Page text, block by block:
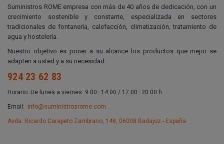
Suministros ROME empresa con más de 40 años de dedicación, con un
crecimiento sostenible y constante, especializada en sectores
tradicionales de fontanería, calefacción, climatización, tratamiento de
agua y hostelería.
Nuestro objetivo es poner a su alcance los productos que mejor se
adapten a usted y a su necesidad.
924 23 62 83
Horario: De lunes a viernes: 9:00–14:00 / 17:00–20:00 h.
Email: info@suministrosrome.com
Avda. Ricardo Carapeto Zambrano, 148, 06008 Badajoz - España